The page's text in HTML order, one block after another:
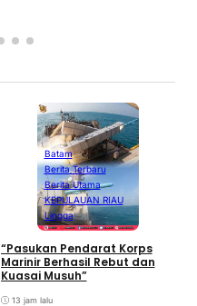
Batam
Berita Terbaru
Berita Utama
KEPULAUAN RIAU
Lingga
“Pasukan Pendarat Korps
Marinir Berhasil Rebut dan
Kuasai Musuh”
13 jam lalu